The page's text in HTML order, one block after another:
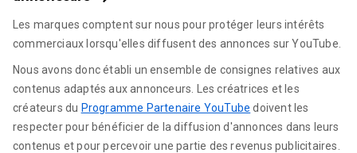
Les marques comptent sur nous pour protéger leurs intérêts
commerciaux lorsqu'elles diffusent des annonces sur YouTube.
Nous avons donc établi un ensemble de consignes relatives aux
contenus adaptés aux annonceurs. Les créatrices et les
créateurs du Programme Partenaire YouTube doivent les
respecter pour bénéficier de la diffusion d'annonces dans leurs
contenus et pour percevoir une partie des revenus publicitaires.